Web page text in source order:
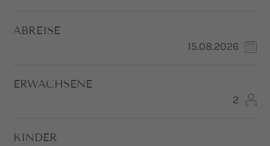
ABREISE
ERWACHSENE
KINDER